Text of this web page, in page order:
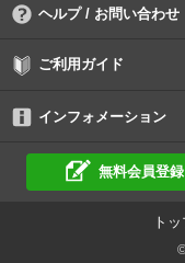
ヘルプ / お問い合わせ
よくあるご質問
ご利用環境
お支払い方法
パスワードの再設定
サポートセンター
ご利用ガイド
初めての方へ
会員登録の手順
作品購入の手順
動画再生の手順
検索のヒント
DUGA Player
インフォメーション
DUGAからのお知らせ
デュガの歴史とあゆみ
利用規約
個人情報保護方針
特定商取引法に基づく
資金決済法に基づく表
倫理基準
サイトマップ無料会員登録
ト